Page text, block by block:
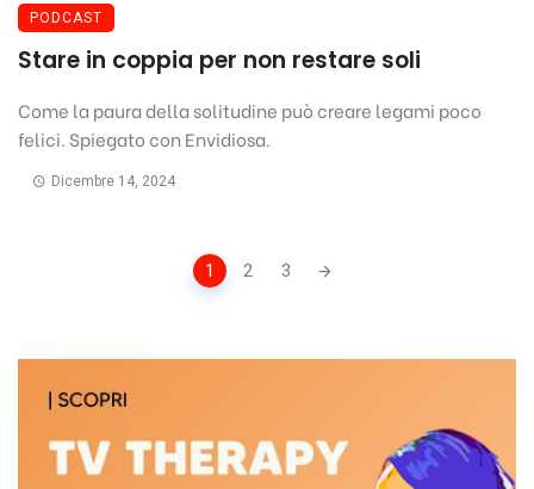
PODCAST
Stare in coppia per non restare soli
Come la paura della solitudine può creare legami poco
felici. Spiegato con Envidiosa.
Dicembre 14, 2024
1 2 3